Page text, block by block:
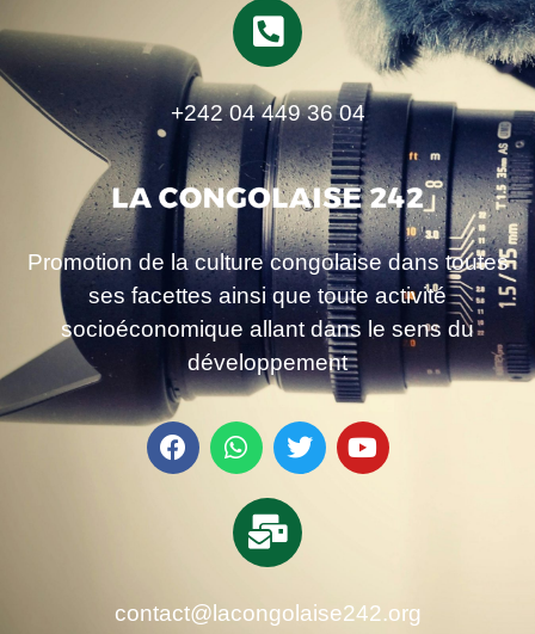
+242 04 449 36 04
Promotion de la culture congolaise dans toutes
ses facettes ainsi que toute activité
socioéconomique allant dans le sens du
développement
contact@lacongolaise242.org